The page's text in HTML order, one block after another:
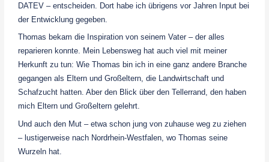
DATEV – entscheiden. Dort habe ich übrigens vor Jahren Input bei
der Entwicklung gegeben.
Thomas bekam die Inspiration von seinem Vater – der alles
reparieren konnte. Mein Lebensweg hat auch viel mit meiner
Herkunft zu tun: Wie Thomas bin ich in eine ganz andere Branche
gegangen als Eltern und Großeltern, die Landwirtschaft und
Schafzucht hatten. Aber den Blick über den Tellerrand, den haben
mich Eltern und Großeltern gelehrt.
Und auch den Mut – etwa schon jung von zuhause weg zu ziehen
– lustigerweise nach Nordrhein-Westfalen, wo Thomas seine
Wurzeln hat.